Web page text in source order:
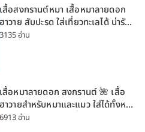
เสื้อสงกรานต์หมา เสื้อหมาลายดอก
ฮาวาย สับปะรด ใส่เที่ยวทะเลได้ น่ารัก
ใส่ได้ทั้งหมาเล็กและหมาใหญ่
3135 อ่าน
เสื้อหมาลายดอก สงกรานต์ 🌺 เสื้อ
ฮาวายสำหรับหมาและแมว ใส่ได้ทั้งหมา
เล็กและหมาใหญ่ ใส่เที่ยวทะเลน่ารัก
6913 อ่าน